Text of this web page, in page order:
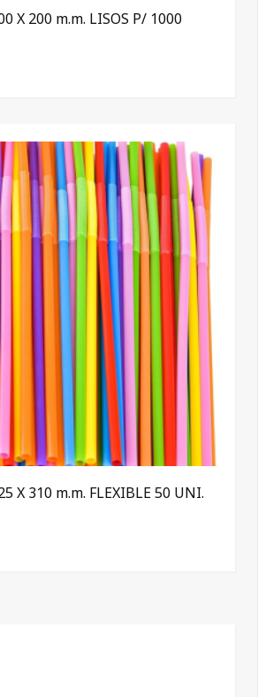
X 200 m.m. LISOS P/ 1000
X 310 m.m. FLEXIBLE 50 UNI.